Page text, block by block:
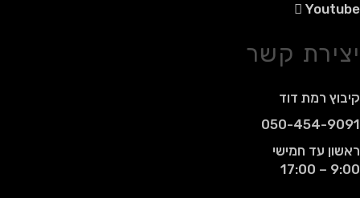
Youtube
יצירת קשר
קיבוץ רמת דוד
050-454-9091
ראשון עד חמישי
9:00 – 17:00